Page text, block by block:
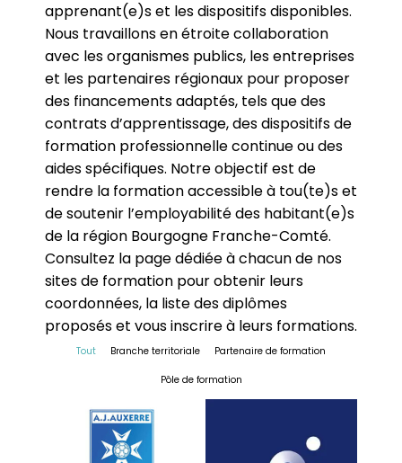
apprenant(e)s et les dispositifs disponibles.
Nous travaillons en étroite collaboration
avec les organismes publics, les entreprises
et les partenaires régionaux pour proposer
des financements adaptés, tels que des
contrats d’apprentissage, des dispositifs de
formation professionnelle continue ou des
aides spécifiques. Notre objectif est de
rendre la formation accessible à tou(te)s et
de soutenir l’employabilité des habitant(e)s
de la région Bourgogne Franche-Comté.
Consultez la page dédiée à chacun de nos
sites de formation pour obtenir leurs
coordonnées, la liste des diplômes
proposés et vous inscrire à leurs formations.
Tout Branche territoriale Partenaire de formation
Pôle de formation